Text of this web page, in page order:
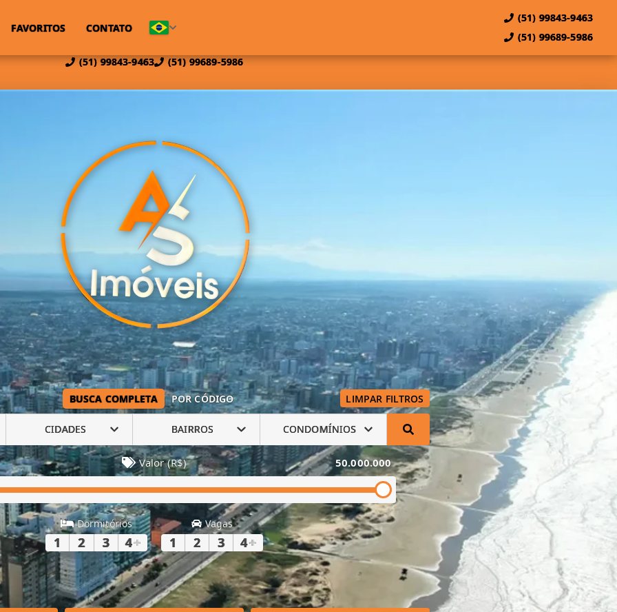
(51) 99843-9463 (51) 99689-5986
FAVORITOS CONTATO
(51) 99843-9463
(51) 99689-5986
BUSCA COMPLETA POR CÓDIGO LIMPAR FILTROS
CIDADES BAIRROS CONDOMÍNIOS
Valor (R$) 50.000.000
Dormitórios
1 2 3 4+
Vagas
1 2 3 4+